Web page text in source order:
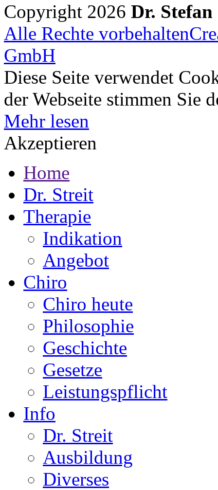
Copyright 2026 Dr.
Alle Rechte vorbehalten
GmbH
Diese Seite verwendet
der Webseite stimmen Sie
Mehr lesen
Akzeptieren
Home
Dr. Streit
Therapie
Indikation
Angebot
Chiro
Chiro heute
Philosophie
Geschichte
Gesetze
Leistungspflicht
Info
Dr. Streit
Ausbildung
Diverses